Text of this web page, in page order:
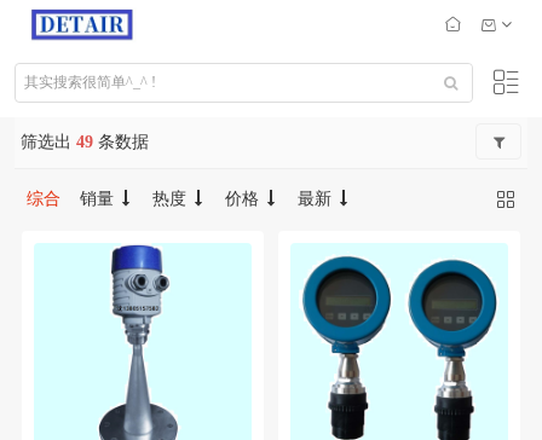
筛选出 49 条数据
综合 销量 热度 价格 最新